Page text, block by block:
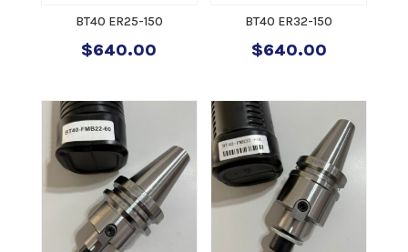
BT40 ER25-150
$640.00
BT40 ER32-150
$640.00